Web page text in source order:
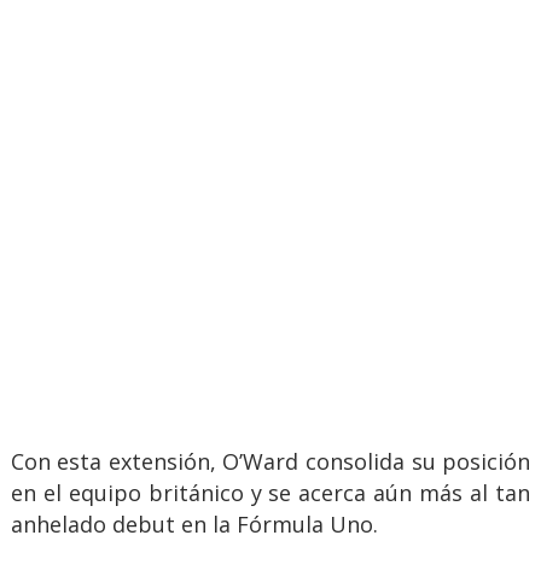
Con esta extensión, O’Ward consolida su posición
en el equipo británico y se acerca aún más al tan
anhelado debut en la Fórmula Uno.